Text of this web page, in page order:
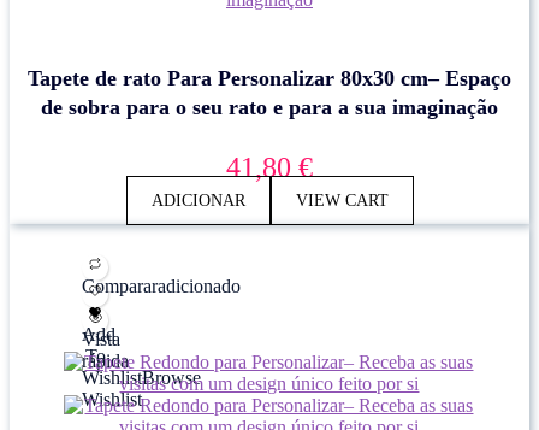
Tapete de rato Para Personalizar 80x30 cm– Espaço
de sobra para o seu rato e para a sua imaginação
41,80 €
ADICIONAR VIEW CART
Compararadicionado
Add
To
WishlistBrowse
Wishlist
Vista
rápida